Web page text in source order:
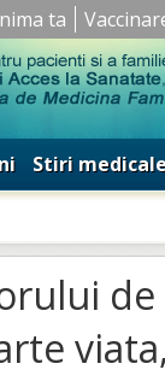
ta
Stiri
de